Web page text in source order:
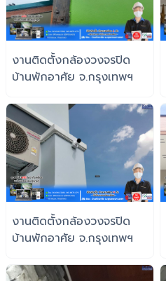
งานติดตั้งกล้องวงจรปิด
บ้านพักอาศัย จ.กรุงเทพฯ
งานติดตั้งกล้องวงจรปิด
บ้านพักอาศัย จ.กรุงเทพฯ